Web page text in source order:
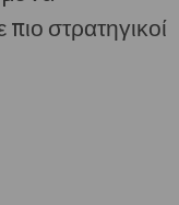
στρατηγικοί